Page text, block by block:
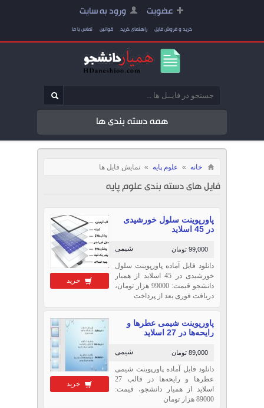
عضویت ورود به سایت
خرید و فروش فایل راهنمای خرید قوانین تماس با ما
همه دسته بندی ها
خانه » علوم پایه » نمایش فایل ها
فایل های دسته بندی علوم پایه
خرید
پاورپوینت سلول خورشیدی
در 45 اسلاید
شیمی 99,000 تومان
دانلود فایل آماده پاورپوینت سلول
خورشیدی در 45 اسلاید از همیار
دانشجو قیمت: 99000 هزار تومان،
دریافت فوری بعد از پرداخت
خرید
پاورپوینت شیمی عطرها و
رایحه‌ها در 27 اسلاید
شیمی 89,000 تومان
دانلود فایل آماده پاورپوینت شیمی
عطرها و رایحه‌ها در قالب 27
اسلاید از همیار دانشجو، قیمت:
89000 هزار تومان